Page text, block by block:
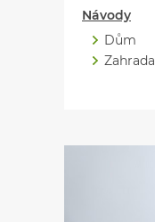
Návody
Dům
Zahrada